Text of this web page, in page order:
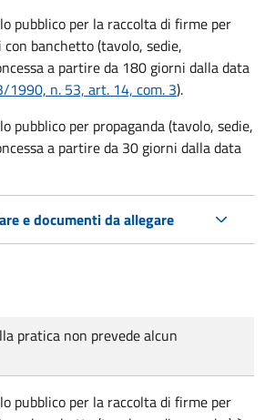
pubblico per la raccolta di firme per
banchetto (tavolo, sedie,
a partire da 180 giorni dalla data
1990, n. 53, art. 14, com. 3).
pubblico per propaganda (tavolo, sedie,
a partire da 30 giorni dalla data
e documenti da allegare
pratica non prevede alcun
pubblico per la raccolta di firme per